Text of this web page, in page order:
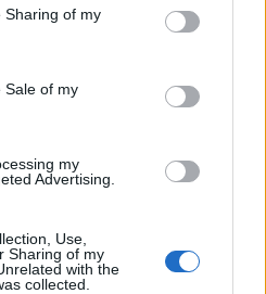
Sharing of my
Sale of my
my
Advertising.
Use,
Sharing of my
with the
collected.
Le